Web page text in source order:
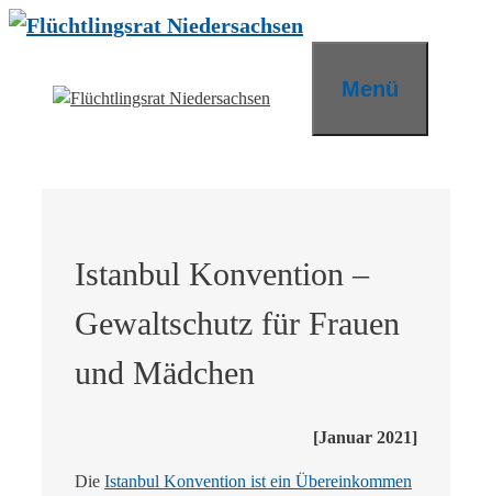
Zum
Menü
Istanbul Konvention –
Gewaltschutz für Frauen
und Mädchen
[Januar 2021]
Die Istanbul Konvention ist ein Übereinkommen